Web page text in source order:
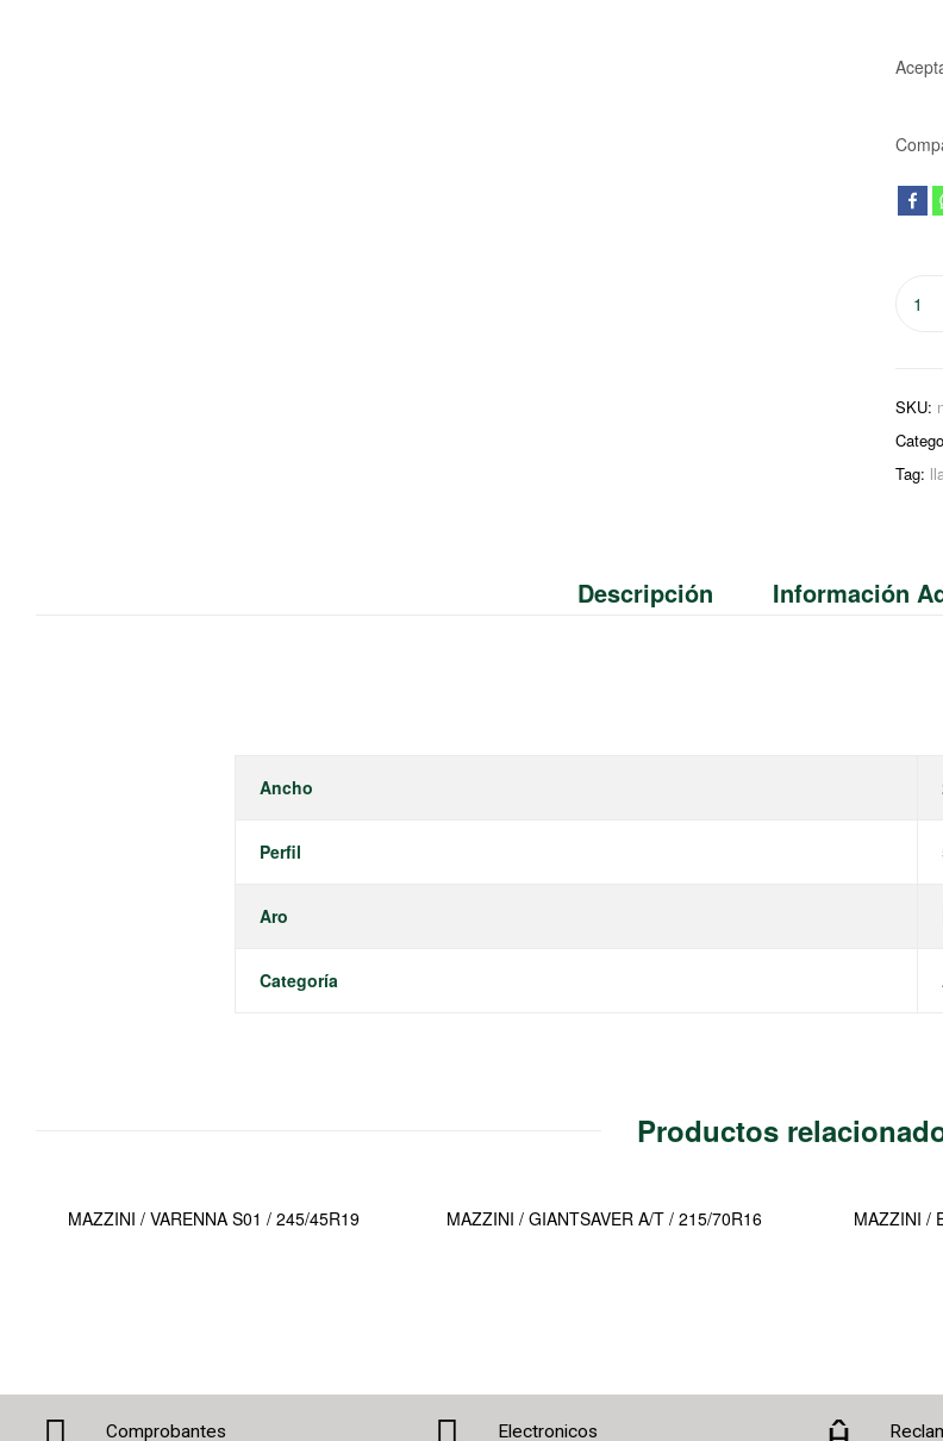
SKU:
Tag:
Descripción Información
Ancho
Perfil
Aro
Categoría
Productos
MAZZINI / VARENNA S01 / 245/45R19 MAZZINI / GIANTSAVER A/T / 215/70R16 MAZZINI /
Comprobantes Electronicos